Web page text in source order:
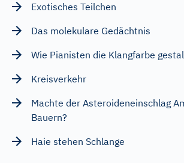
Exotisches Teilchen
Das molekulare Gedächtnis
Wie Pianisten die Klangfarbe
Kreisverkehr
Machte der Asteroideneinschlag
Bauern?
Haie stehen Schlange